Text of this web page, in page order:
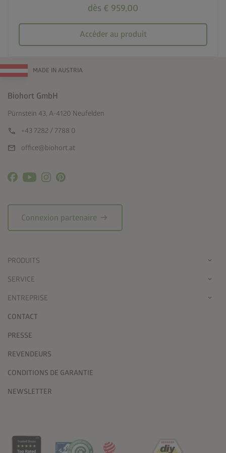
dès € 959,00
Accéder au produit
MADE IN AUSTRIA
Biohort GmbH
Pürnstein 43, A-4120 Neufelden
call +43 7282 / 7788 0
mail office@biohort.at
Connexion partenaire arrow_right_alt
PRODUITS
SERVICE
ENTREPRISE
CONTACT
PRESSE
REVENDEURS
CONDITIONS DE GARANTIE
NEWSLETTER